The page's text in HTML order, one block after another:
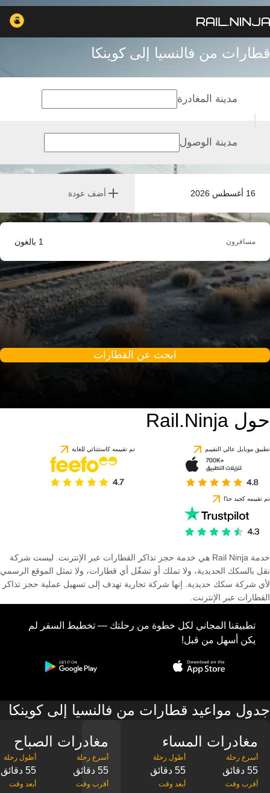
قطارات من فالنسيا إلى كوينكا
16 أغسطس 2026 أضف عودة
مدينة المغادرة
مدينة الوصول
مسافرون 1 بالغون
ابحث عن القطارات
حول Rail.Ninja
تطبيق موبايل عالي التقييم تم تقييمه كاستثنائي للغاية
تم تقييمه كجيد جدًا
خدمة Rail Ninja هي خدمة حجز تذاكر القطارات عبر الإنترنت. ليست شركة
نقل بالسكك الحديدية، ولا تملك أو تشغّل أي قطارات، ولا تمثل الموقع الرسمي
لأي شركة سكك حديدية. إنها شركة تجارية تهدف إلى تسهيل عملية حجز تذاكر
القطارات عبر الإنترنت.
تطبيقنا المجاني لكل خطوة من رحلتك — تخطيط السفر لم
يكن أسهل من قبل!
جدول مواعيد قطارات من فالنسيا إلى كوينكا
مغادرات المساء
55 دقائق 55 دقائق
مغادرات الصباح
55 دقائق 55 دقائق
استنادًا إلى 1 تقييمًا